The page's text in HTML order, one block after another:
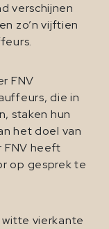
verschijnen
zo’n vijftien
FNV
die in
staken hun
het doel van
FNV heeft
op gesprek te
vierkante